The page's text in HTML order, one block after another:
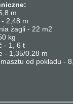
m
2,48 m
żagli - 22 m2
kg
- 1, 6 t
- 1,35/0.28 m
od pokładu -